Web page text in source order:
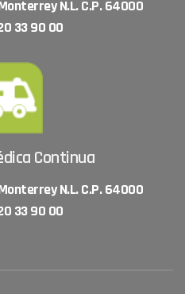
N.L. C.P. 64000
33 90 00
Continua
N.L. C.P. 64000
33 90 00